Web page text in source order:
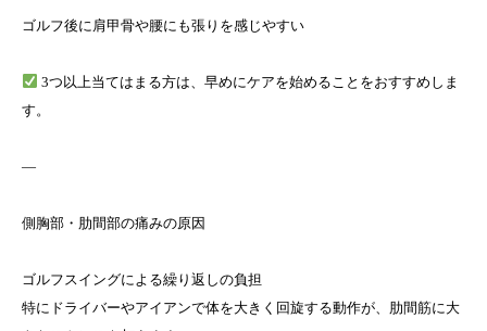
ゴルフ後に肩甲骨や腰にも張りを感じやすい
3つ以上当てはまる方は、早めにケアを始めることをおすすめしま
す。
—
側胸部・肋間部の痛みの原因
ゴルフスイングによる繰り返しの負担
特にドライバーやアイアンで体を大きく回旋する動作が、肋間筋に大